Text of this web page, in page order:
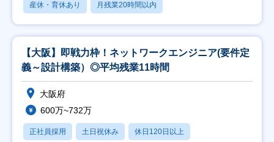
産休・育休あり 月残業20時間以内
【大阪】即戦力枠！ネットワークエンジニア(要件定
義～設計構築）◎平均残業11時間
大阪府
600万~732万
正社員採用 土日祝休み 休日120日以上